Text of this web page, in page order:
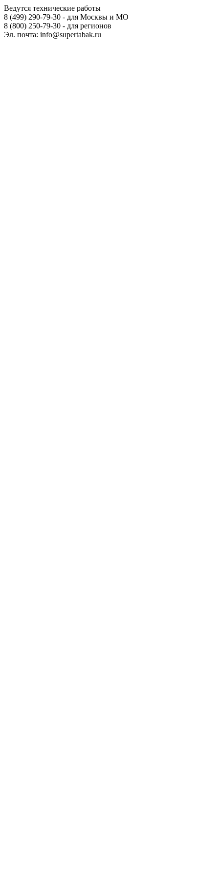
Ведутся технические работы
8 (499) 290-79-30 - для Москвы и МО
8 (800) 250-79-30 - для регионов
Эл. почта: info@supertabak.ru